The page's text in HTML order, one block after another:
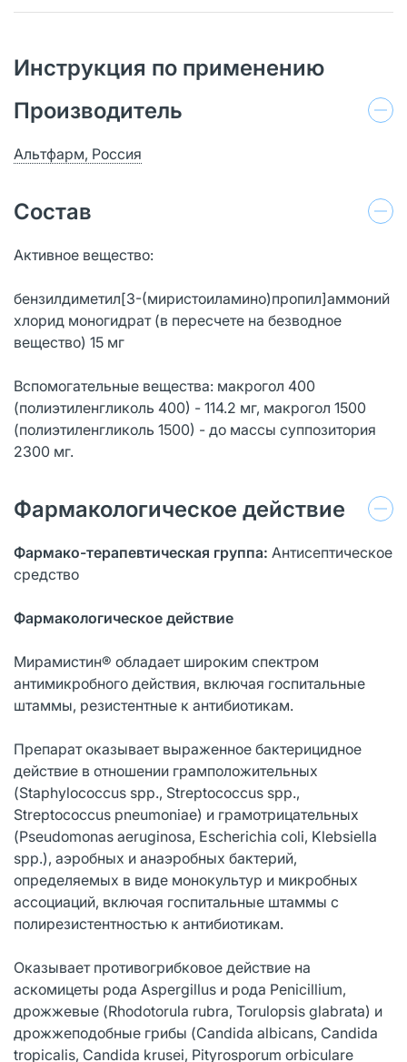
Инструкция по применению
Производитель
Альтфарм, Россия
Состав
Активное вещество:
бензилдиметил[3-(миристоиламино)пропил]аммоний
хлорид моногидрат (в пересчете на безводное
вещество) 15 мг
Вспомогательные вещества: макрогол 400
(полиэтиленгликоль 400) - 114.2 мг, макрогол 1500
(полиэтиленгликоль 1500) - до массы суппозитория
2300 мг.
Фармакологическое действие
Фармако-терапевтическая группа: Антисептическое
средство
Фармакологическое действие
Мирамистин® обладает широким спектром
антимикробного действия, включая госпитальные
штаммы, резистентные к антибиотикам.
Препарат оказывает выраженное бактерицидное
действие в отношении грамположительных
(Staphylococcus spp., Streptococcus spp.,
Streptococcus pneumoniae) и грамотрицательных
(Pseudomonas aeruginosa, Escherichia coli, Klebsiella
spp.), аэробных и анаэробных бактерий,
определяемых в виде монокультур и микробных
ассоциаций, включая госпитальные штаммы с
полирезистентностью к антибиотикам.
Оказывает противогрибковое действие на
аскомицеты рода Aspergillus и рода Penicillium,
дрожжевые (Rhodotorula rubra, Torulopsis glabrata) и
дрожжеподобные грибы (Candida albicans, Candida
tropicalis, Candida krusei, Pityrosporum orbiculare